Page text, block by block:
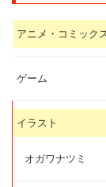
アニメ・コミック
ゲーム
イラスト
オガワナツミ